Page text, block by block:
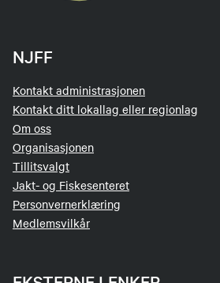
NJFF
Kontakt administrasjonen
Kontakt ditt lokallag eller regionlag
Om oss
Organisasjonen
Tillitsvalgt
Jakt- og Fiskesenteret
Personvernerklæring
Medlemsvilkår